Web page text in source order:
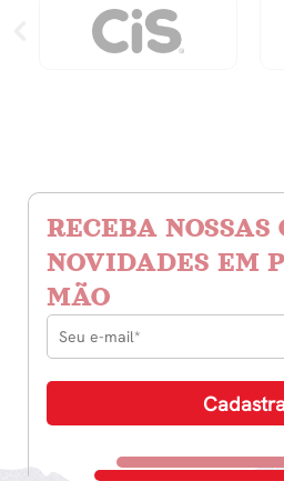
RECEBA NOSSAS
NOVIDADES EM
MÃO